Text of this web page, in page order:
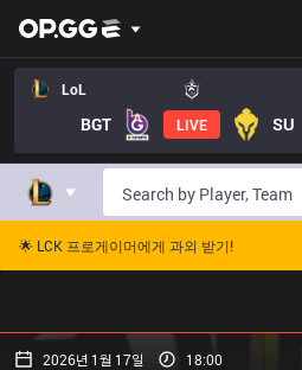
LoL
BGT LIVE SU
🌟 LCK 프로게이머에게 과외 받기!
2026년 1월 17일 18:00